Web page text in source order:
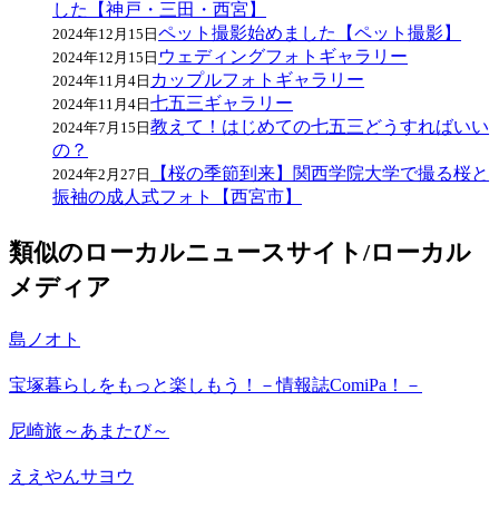
した【神戸・三田・西宮】
2024年12月15日ペット撮影始めました【ペット撮影】
2024年12月15日 ウェディングフォトギャラリー
2024年11月4日 カップルフォトギャラリー
2024年11月4日七五三ギャラリー
2024年7月15日教えて！はじめての七五三どうすればいい
の？
2024年2月27日
【桜の季節到来】関西学院大学で撮る桜と
振袖の成人式フォト【西宮市】
類似のローカルニュースサイト/ローカル
メディア
島ノオト
宝塚暮らしをもっと楽しもう！－情報誌ComiPa！－
尼崎旅～あまたび～
ええやんサヨウ